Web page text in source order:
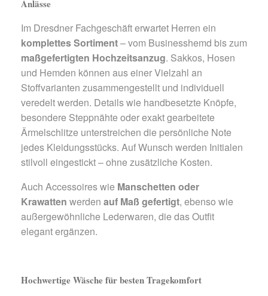
Anlässe
Im Dresdner Fachgeschäft erwartet Herren ein
komplettes Sortiment– vom Businesshemd bis zum
maßgefertigten Hochzeitsanzug. Sakkos, Hosen
und Hemden können aus einer Vielzahl an
Stoffvarianten zusammengestellt und individuell
veredelt werden. Details wie handbesetzte Knöpfe,
besondere Steppnähte oder exakt gearbeitete
Ärmelschlitze unterstreichen die persönliche Note
jedes Kleidungsstücks. Auf Wunsch werden Initialen
stilvoll eingestickt – ohne zusätzliche Kosten.
Auch Accessoires wie Manschetten oder
Krawatten werden auf Maß gefertigt, ebenso wie
außergewöhnliche Lederwaren, die das Outfit
elegant ergänzen.
Hochwertige Wäsche für besten Tragekomfort